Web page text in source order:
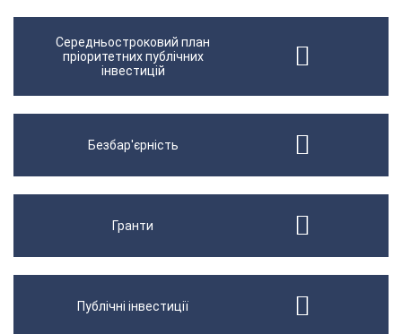
Середньостроковий план
пріоритетних публічних
інвестицій
Безбар'єрність
Гранти
Публічні інвестиції